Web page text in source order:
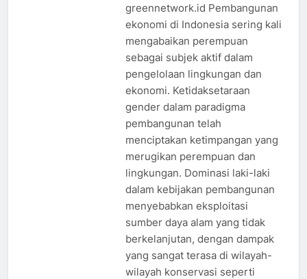
greennetwork.id Pembangunan
ekonomi di Indonesia sering kali
mengabaikan perempuan
sebagai subjek aktif dalam
pengelolaan lingkungan dan
ekonomi. Ketidaksetaraan
gender dalam paradigma
pembangunan telah
menciptakan ketimpangan yang
merugikan perempuan dan
lingkungan. Dominasi laki-laki
dalam kebijakan pembangunan
menyebabkan eksploitasi
sumber daya alam yang tidak
berkelanjutan, dengan dampak
yang sangat terasa di wilayah-
wilayah konservasi seperti